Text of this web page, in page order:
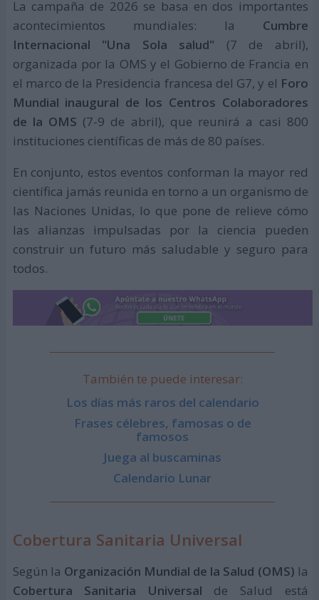
La campaña de 2026 se basa en dos importantes
acontecimientos mundiales: la Cumbre
Internacional "Una Sola salud" (7 de abril),
organizada por la OMS y el Gobierno de Francia en
el marco de la Presidencia francesa del G7, y el Foro
Mundial inaugural de los Centros Colaboradores
de la OMS (7-9 de abril), que reunirá a casi 800
instituciones científicas de más de 80 países.
En conjunto, estos eventos conforman la mayor red
científica jamás reunida en torno a un organismo de
las Naciones Unidas, lo que pone de relieve cómo
las alianzas impulsadas por la ciencia pueden
construir un futuro más saludable y seguro para
todos.
También te puede interesar:
Los días más raros del calendario
Frases célebres, famosas o de
famosos
Juega al buscaminas
Calendario Lunar
Cobertura Sanitaria Universal
Según la Organización Mundial de la Salud (OMS) la
Cobertura Sanitaria Universal de Salud está